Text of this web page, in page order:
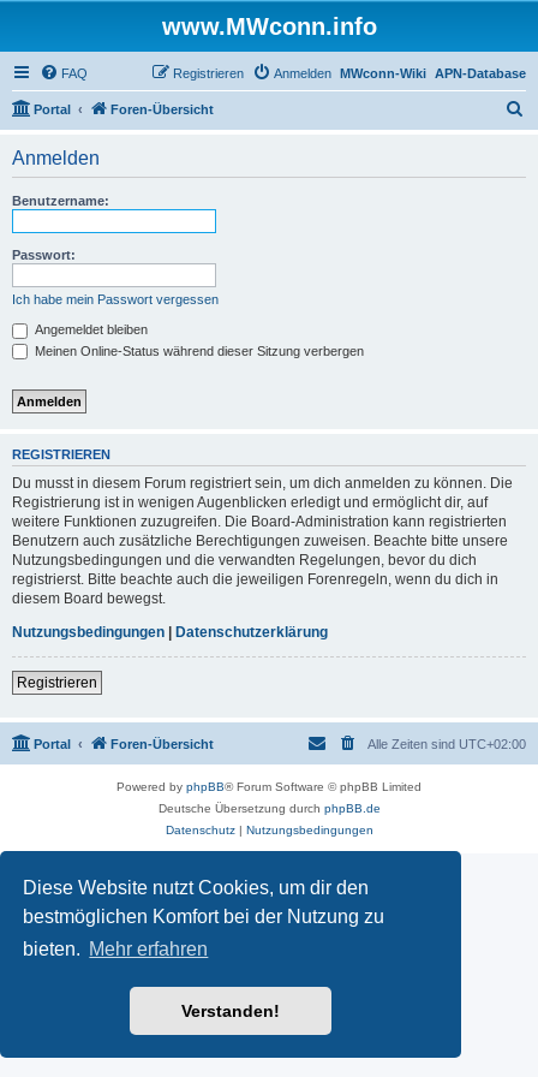
Diese Website nutzt Cookies, um dir den
bestmöglichen Komfort bei der Nutzung zu
bieten. Mehr erfahren
Verstanden!
www.MWconn.info
FAQ APN-Database
MWconn-Wiki
Anmelden
Registrieren
Portal Foren-Übersicht
Anmelden
Benutzername:
Passwort:
Ich habe mein Passwort vergessen
Angemeldet bleiben
Meinen Online-Status während dieser Sitzung verbergen
REGISTRIEREN
Du musst in diesem Forum registriert sein, um dich anmelden zu können. Die
Registrierung ist in wenigen Augenblicken erledigt und ermöglicht dir, auf
weitere Funktionen zuzugreifen. Die Board-Administration kann registrierten
Benutzern auch zusätzliche Berechtigungen zuweisen. Beachte bitte unsere
Nutzungsbedingungen und die verwandten Regelungen, bevor du dich
registrierst. Bitte beachte auch die jeweiligen Forenregeln, wenn du dich in
diesem Board bewegst.
Nutzungsbedingungen | Datenschutzerklärung
Registrieren
Portal Foren-Übersicht Alle Zeiten sind UTC+02:00
Powered by phpBB® Forum Software © phpBB Limited
Deutsche Übersetzung durch phpBB.de
Datenschutz| Nutzungsbedingungen